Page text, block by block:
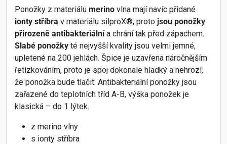
Ponožky z materiálu merino vlna mají navíc přidané
ionty stříbra v materiálu silproX®, proto jsou ponožky
přirozeně antibakteriálnía chrání tak před zápachem.
Slabé ponožky té nejvyšší kvality jsou velmi jemné,
upletené na 200 jehlách. Špice je uzavřena náročnějším
řetízkováním, proto je spoj dokonale hladký a nehrozí,
že ponožka bude tlačit. Antibakteriální ponožky jsou
zařazené do teplotních tříd A-B, výška ponožek je
klasická – do 1 lýtek.
z merino vlny
s ionty stříbra